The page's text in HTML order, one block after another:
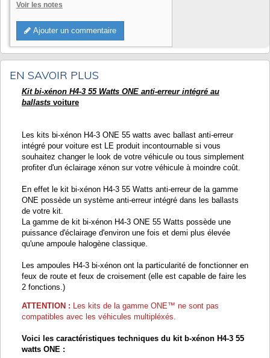
Voir les notes
Ajouter un commentaire
EN SAVOIR PLUS
Kit bi-xénon H4-3 55 Watts ONE anti-erreur intégré au
ballasts voiture
Les kits bi-xénon H4-3 ONE 55 watts avec ballast anti-erreur
intégré pour voiture est LE produit incontournable si vous
souhaitez changer le look de votre véhicule ou tous simplement
profiter d'un éclairage xénon sur votre véhicule à moindre coût.
En effet le kit bi-xénon H4-3 55 Watts anti-erreur de la gamme
ONE possède un système anti-erreur intégré dans les ballasts
de votre kit.
La gamme de kit bi-xénon H4-3 ONE 55 Watts possède une
puissance d'éclairage d'environ une fois et demi plus élevée
qu'une ampoule halogène classique.
Les ampoules H4-3 bi-xénon ont la particularité de fonctionner en
feux de route et feux de croisement (elle est capable de faire les
2 fonctions.)
ATTENTION : Les kits de la gamme ONE™ ne sont pas
compatibles avec les véhicules multipléxés.
Voici les caractéristiques techniques du kit b-xénon H4-3 55
watts ONE :